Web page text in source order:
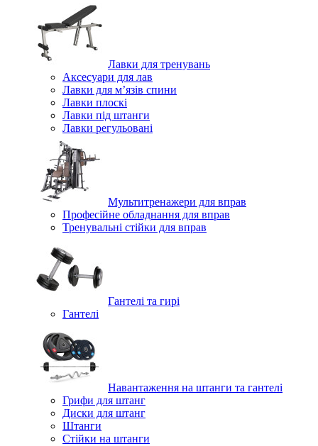
Лавки для тренувань
Аксесуари для лав
Лавки для м’язів спини
Лавки плоскі
Лавки під штанги
Лавки регульовані
Мультитренажери для вправ
Професійне обладнання для вправ
Тренувальні стійки для вправ
Гантелі та гирі
Гантелі
Навантаження на штанги та гантелі
Грифи для штанг
Диски для штанг
Штанги
Стійки на штанги